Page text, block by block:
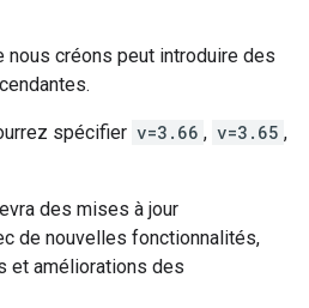
nous créons peut introduire des
spécifier v=3.66 , v=3.65 ,
des mises à jour
de nouvelles fonctionnalités,
et améliorations des